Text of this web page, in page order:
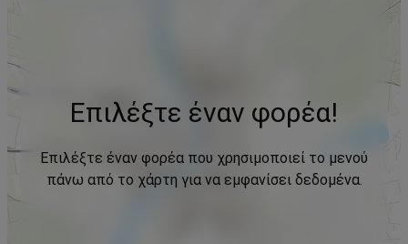
Επιλέξτε έναν φορέα!
Επιλέξτε έναν φορέα που χρησιμοποιεί το μενού
πάνω από το χάρτη για να εμφανίσει δεδομένα.